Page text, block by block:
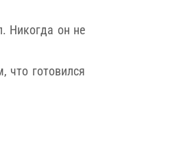
Никогда он не
что готовился